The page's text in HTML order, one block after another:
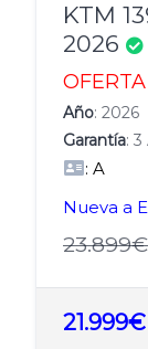
KTM
2026
OFERTA
Año: 2026
Garantía:
: A
Nueva a
23.899€
21.999€